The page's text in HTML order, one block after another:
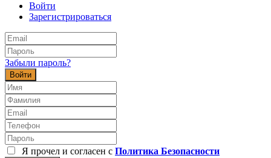
Войти
Зарегистрироваться
Забыли пароль?
Войти
Я прочел и согласен с Политика Безопасности